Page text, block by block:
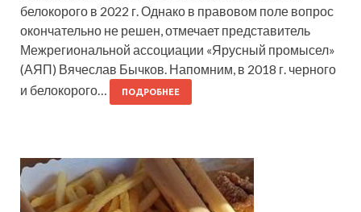
белокорого в 2022 г. Однако в правовом поле вопрос
окончательно не решен, отмечает представитель
Межрегиональной ассоциации «Ярусный промысел»
(АЯП) Вячеслав Бычков. Напомним, в 2018 г. черного
и белокорого…
ПОДРОБНЕЕ